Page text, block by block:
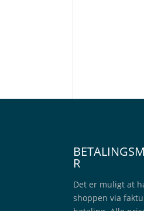
R
Det er muligt at
shoppen via